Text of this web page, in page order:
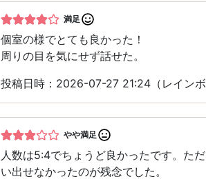
満足
個室の様でとても良かった！
周りの目を気にせず話せた。
投稿日時：2026-07-27 21:24（レインボ
やや満足
人数は5:4でちょうど良かったです。た
い出せなかったのが残念でした。